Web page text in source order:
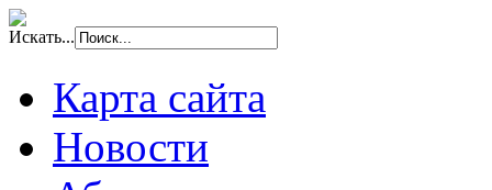
Искать...
Карта сайта
Новости